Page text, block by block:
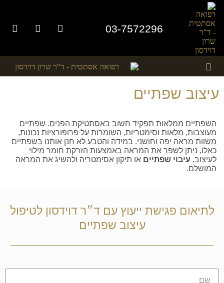
03-7572296
עיצוב שפתיים
השפתיים ממלאות תפקיד חשוב באסתטיקת הפנים. שפתיים
מעוצבות, מלאות וסימטריות, השומרות על פרופורציות נכונות,
משוות מראה יפה וחושני. במידה והטבע לא חנן אותנו בשפתיים
כאלו, ניתן לשפר את המראה באמצעות הזרקת חומר מילוי
לעיצוב, עיבוי שפתיים או תיקון אסימטריה ולהשיג את המראה
המושלם.
לתיאום פגישת ייעוץ עם ד״ר דוידסון לטיפול
עיצוב שפתיים